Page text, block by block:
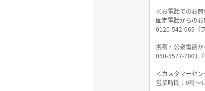
＜お電話でのお
固定電話からの
0120-542-065（
携帯・公衆電話
050-5577-7001（
＜カスタマーセ
営業時間：9時～